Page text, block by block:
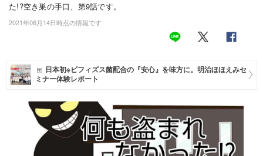
病院
お仕事
マネー
トレンド・イベント
た!?空き巣の手口、第9話です。
2021年06月14日時点の情報です
日本初※ビフィズス菌配合の『安心』を味方に。明治ほほえみセ
ミナー体験レポート